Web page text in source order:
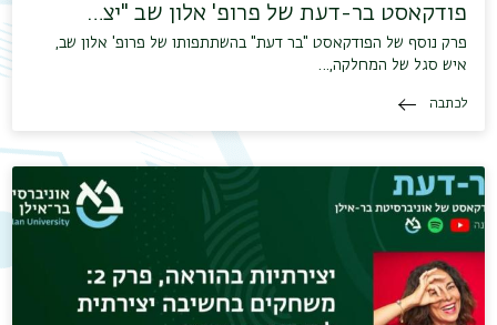
פודקאסט בר-דעת של פרופ' אלון שב "יצ…
פרק נוסף של הפודקאסט "בר דעת" בהשתתפותו של פרופ' אלון שב,
איש סגל של המחלקה,…
לכתבה